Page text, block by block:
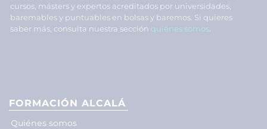
cursos, másters y expertos acreditados por universidades,
baremables y puntuables en bolsas y baremos. Si quieres
saber más, consulta nuestra sección quiénes somos
FORMACIÓN ALCALÁ
Quiénes somos